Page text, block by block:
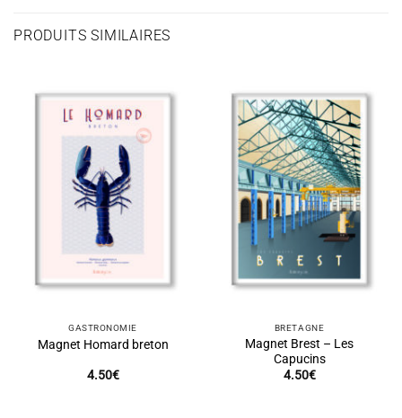
PRODUITS SIMILAIRES
GASTRONOMIE
Magnet Homard breton
4.50€
BRETAGNE
Magnet Brest – Les
Capucins
4.50€